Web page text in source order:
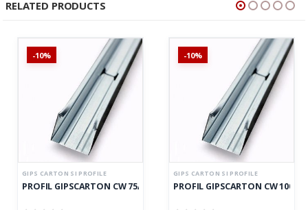
RELATED PRODUCTS
1.2*2.5m (60foi/pal)
-10%
GIPS CARTON SI PROFILE
PROFIL GIPSCARTON CW 75/50, CAROTOP
-10%
GIPS CARTON SI PROFILE
PROFIL GIPSCARTON CW 100/